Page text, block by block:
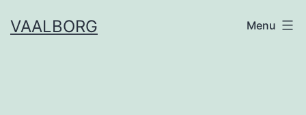
toVAALBORG Menu